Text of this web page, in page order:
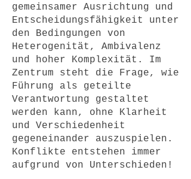
gemeinsamer Ausrichtung und
Entscheidungsfähigkeit unter
den Bedingungen von
Heterogenität, Ambivalenz
und hoher Komplexität. Im
Zentrum steht die Frage, wie
Führung als geteilte
Verantwortung gestaltet
werden kann, ohne Klarheit
und Verschiedenheit
gegeneinander auszuspielen.
Konflikte entstehen immer
aufgrund von Unterschieden!